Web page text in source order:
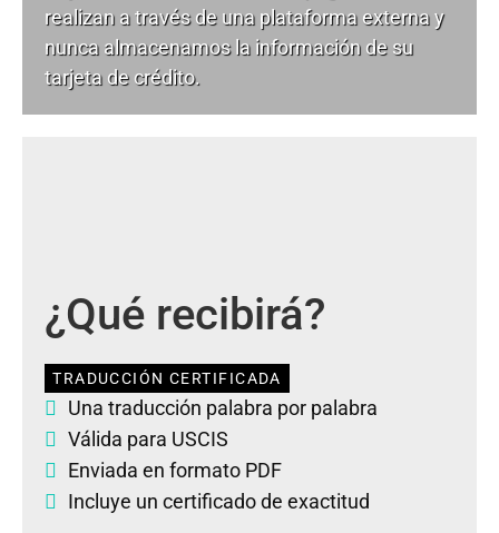
realizan a través de una plataforma externa y
nunca almacenamos la información de su
tarjeta de crédito.
¿Qué recibirá?
TRADUCCIÓN CERTIFICADA
Una traducción palabra por palabra
Válida para USCIS
Enviada en formato PDF
Incluye un certificado de exactitud